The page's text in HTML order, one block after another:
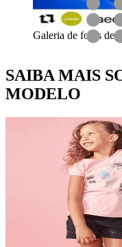
Galeria de fotos
SAIBA MAIS
MODELO